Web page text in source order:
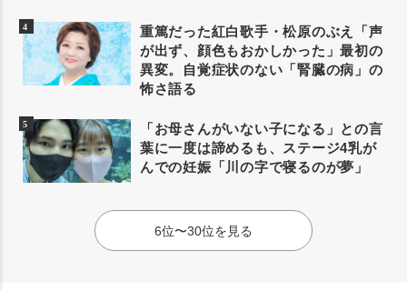
重篤だった紅白歌手・松原のぶえ「声
が出ず、顔色もおかしかった」最初の
異変。自覚症状のない「腎臓の病」の
怖さ語る
「お母さんがいない子になる」との言
葉に一度は諦めるも、ステージ4乳が
んでの妊娠「川の字で寝るのが夢」
6位〜30位を見る